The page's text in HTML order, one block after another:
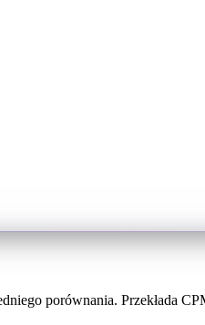
porównania. Przekłada